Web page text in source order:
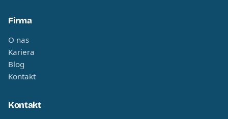
Firma
O nas
Kariera
Blog
Kontakt
Kontakt